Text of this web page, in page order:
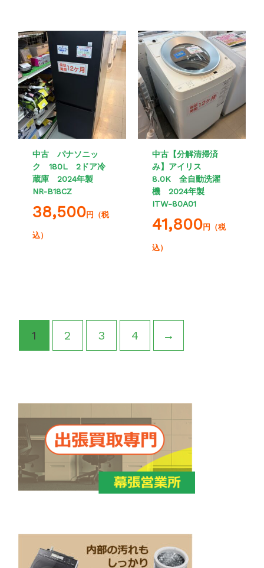
中古 パナソニッ
ク 180L 2ドア冷
蔵庫 2024年製
NR-B18CZ
38,500円（税
込）
中古【分解清掃済
み】アイリス
8.0K 全自動洗濯
機 2024年製
ITW-80A01
41,800円（税
込）
1 2 3 4 →